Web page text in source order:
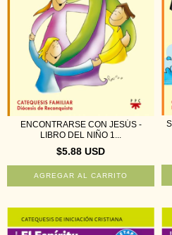
ENCONTRARSE CON JESÚS -
LIBRO DEL NIÑO 1...
$5.88 USD